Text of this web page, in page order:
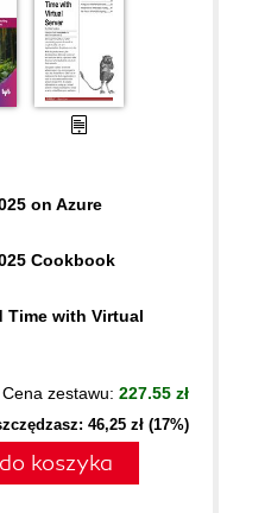
on Azure
Cookbook
Time with Virtual
Cena zestawu: 227.55 zł
46,25 zł (17%)
koszyka